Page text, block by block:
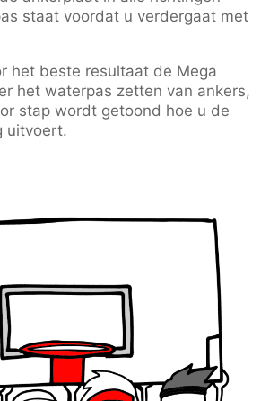
staat voordat u verdergaat met
het beste resultaat de Mega
het waterpas zetten van ankers,
stap wordt getoond hoe u de
uitvoert.